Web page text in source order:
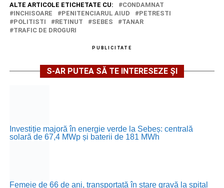
ALTE ARTICOLE ETICHETATE CU:
CONDAMNAT
INCHISOARE
PENITENCIARUL AIUD
PETRESTI
POLITISTI
RETINUT SEBES
TANAR
TRAFIC DE DROGURI
PUBLICITATE
S-AR PUTEA SĂ TE INTERESEZE ȘI
Investiție majoră în energie verde la Sebeș: centrală
solară de 67,4 MWp și baterii de 181 MWh
Femeie de 66 de ani, transportată în stare gravă la spital